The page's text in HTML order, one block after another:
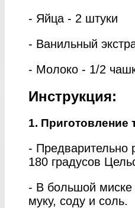
- Яйца - 2 штуки
- Ванильный
- Молоко - 1/2
Инструкция:
1. Приготовление
- Предварительно
180 градусов
- В большой
муку, соду и соль.